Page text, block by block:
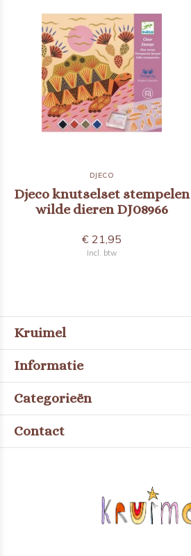
DJECO
Djeco knutselset stempelen
wilde dieren DJ08966
€ 21,95
Incl. btw
Kruimel
Informatie
Categorieën
Contact